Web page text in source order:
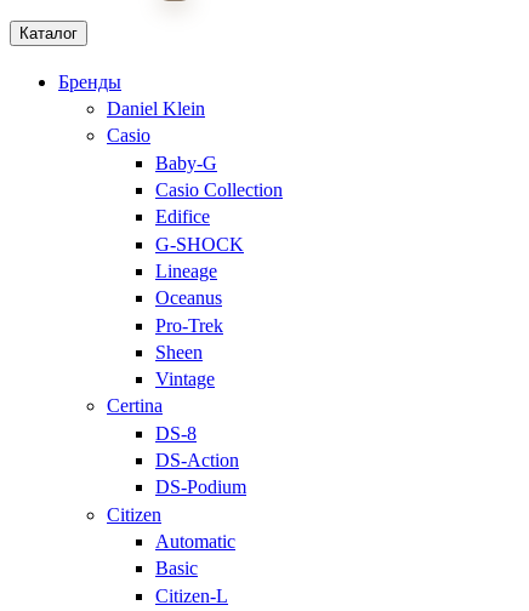
Каталог
Бренды
Daniel Klein
Casio
Baby-G
Casio Collection
Edifice
G-SHOCK
Lineage
Oceanus
Pro-Trek
Sheen
Vintage
Certina
DS-8
DS-Action
DS-Podium
Citizen
Automatic
Basic
Citizen-L